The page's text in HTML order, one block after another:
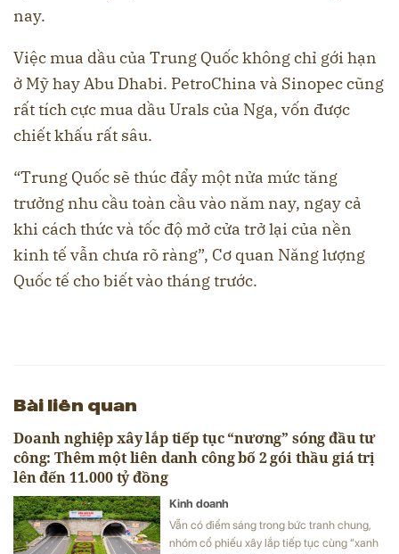
nay.
Việc mua dầu của Trung Quốc không chỉ gới hạn
ở Mỹ hay Abu Dhabi. PetroChina và Sinopec cũng
rất tích cực mua dầu Urals của Nga, vốn được
chiết khấu rất sâu.
“Trung Quốc sẽ thúc đẩy một nửa mức tăng
trưởng nhu cầu toàn cầu vào năm nay, ngay cả
khi cách thức và tốc độ mở cửa trở lại của nền
kinh tế vẫn chưa rõ ràng”, Cơ quan Năng lượng
Quốc tế cho biết vào tháng trước.
Bài liên quan
Doanh nghiệp xây lắp tiếp tục “nương” sóng đầu tư
công: Thêm một liên danh công bố 2 gói thầu giá trị
lên đến 11.000 tỷ đồng
Kinh doanh
Vẫn có điểm sáng trong bức tranh chung,
nhóm cổ phiếu xây lắp tiếp tục cùng “xanh